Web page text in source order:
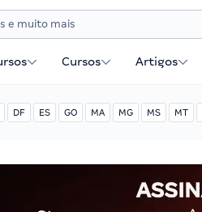
Cursos Artigos
DF ES GO MA MG MS MT